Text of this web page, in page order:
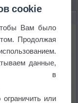
транспорт
через тень
cookie
Вам было
Продолжая
данные,
в
или